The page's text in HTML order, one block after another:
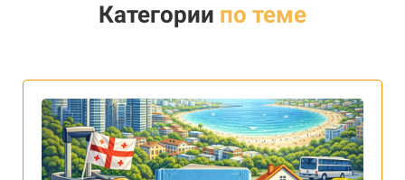
Категории по теме